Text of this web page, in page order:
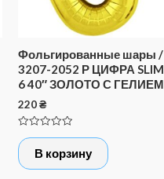
Фольгированные шары /
3207-2052 Р ЦИФРА SLIM
6 40″ ЗОЛОТО С ГЕЛИЕМ
220₴
Оценка
0
5
В корзину